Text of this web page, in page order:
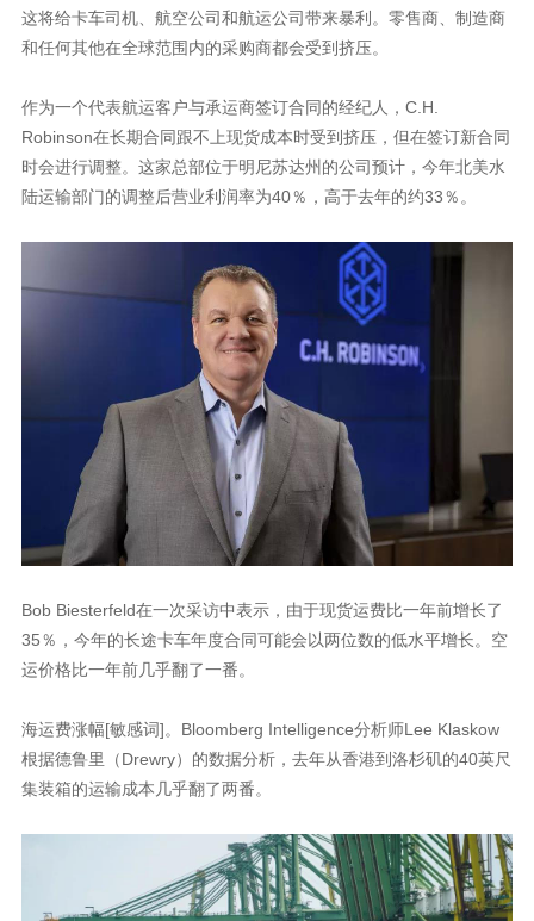
这将给卡车司机、航空公司和航运公司带来暴利。零售商、制造商
和任何其他在全球范围内的采购商都会受到挤压。
作为一个代表航运客户与承运商签订合同的经纪人，C.H.
Robinson在长期合同跟不上现货成本时受到挤压，但在签订新合同
时会进行调整。这家总部位于明尼苏达州的公司预计，今年北美水
陆运输部门的调整后营业利润率为40％，高于去年的约33％。
Bob Biesterfeld在一次采访中表示，由于现货运费比一年前增长了
35％，今年的长途卡车年度合同可能会以两位数的低水平增长。空
运价格比一年前几乎翻了一番。
海运费涨幅[敏感词]。Bloomberg Intelligence分析师Lee Klaskow
根据德鲁里（Drewry）的数据分析，去年从香港到洛杉矶的40英尺
集装箱的运输成本几乎翻了两番。